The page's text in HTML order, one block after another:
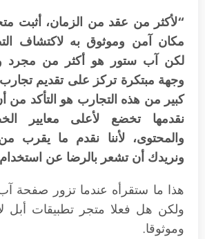
“لأكثر من عقد من الزمان، أثبت
مكان آمن وموثوق به لاكتشاف
لكن آب ستور هو أكثر من مجرد
وجهة مبتكرة تركز على تقديم
كبير من هذه التجارب هو التأكد من
نقدمها تخضع لأعلى معايير
والمحتوى، لأننا نقدم ما يقرب
ونريدك أن تشعر بالرضا عن
هذا ما ستقرأه عندما تزور صفحة
ولكن هل فعلا متجر تطبيقات أبل لا
وموثوقا.